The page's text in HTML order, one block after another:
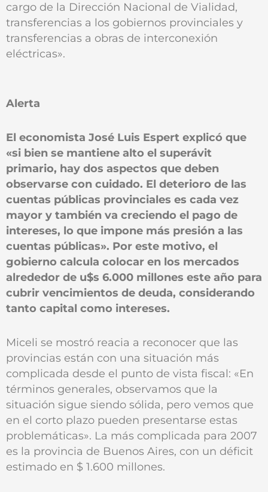
cargo de la Dirección Nacional de Vialidad,
transferencias a los gobiernos provinciales y
transferencias a obras de interconexión
eléctricas».
Alerta
El economista José Luis Espert explicó que
«si bien se mantiene alto el superávit
primario, hay dos aspectos que deben
observarse con cuidado. El deterioro de las
cuentas públicas provinciales es cada vez
mayor y también va creciendo el pago de
intereses, lo que impone más presión a las
cuentas públicas». Por este motivo, el
gobierno calcula colocar en los mercados
alrededor de u$s 6.000 millones este año para
cubrir vencimientos de deuda, considerando
tanto capital como intereses.
Miceli se mostró reacia a reconocer que las
provincias están con una situación más
complicada desde el punto de vista fiscal: «En
términos generales, observamos que la
situación sigue siendo sólida, pero vemos que
en el corto plazo pueden presentarse estas
problemáticas». La más complicada para 2007
es la provincia de Buenos Aires, con un déficit
estimado en $ 1.600 millones.